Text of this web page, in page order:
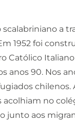
scalabriniano a
1952 foi
anos 90. Nos
no
junto aos